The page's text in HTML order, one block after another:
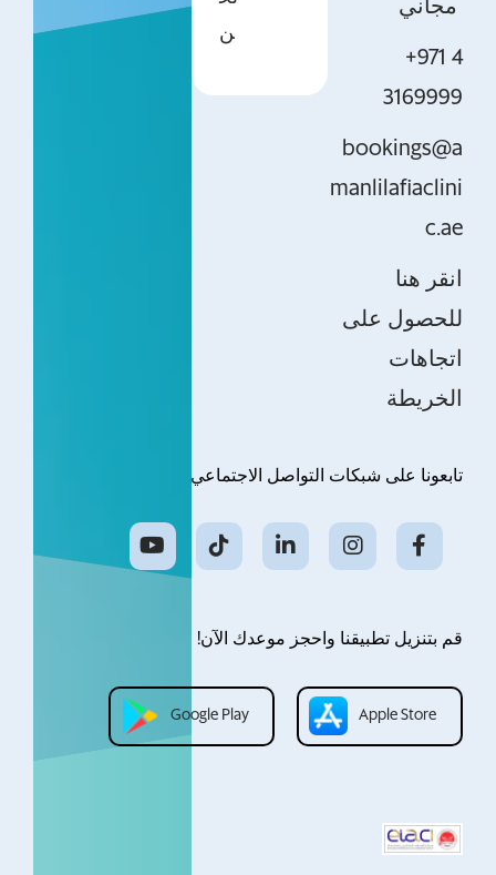
ن
تابعونا على شبكات التواصل الاجتماعي
قم بتنزيل تطبيقنا واحجز موعدك الآن!
Google Play Apple Store
+971 4
3169999
bookings@a
manlilafiaclini
c.ae
انقر هنا
للحصول على
اتجاهات
الخريطة